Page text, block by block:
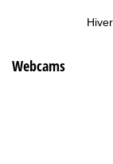
Webcams